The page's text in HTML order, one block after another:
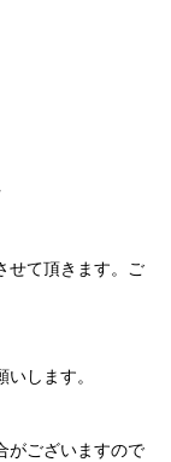
せて頂きます。ご
します。
がございますので